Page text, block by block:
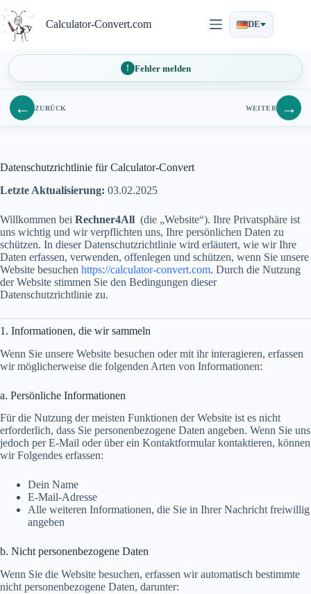
Inhalt
springen
Calculator-Convert.com DE
Fehler melden
← ZURÜCK WEITER →
Datenschutzrichtlinie für Calculator-Convert
Letzte Aktualisierung: 03.02.2025
Willkommen bei Rechner4All (die „Website“). Ihre Privatsphäre ist
uns wichtig und wir verpflichten uns, Ihre persönlichen Daten zu
schützen. In dieser Datenschutzrichtlinie wird erläutert, wie wir Ihre
Daten erfassen, verwenden, offenlegen und schützen, wenn Sie unsere
Website besuchen https://calculator-convert.com. Durch die Nutzung
der Website stimmen Sie den Bedingungen dieser
Datenschutzrichtlinie zu.
1. Informationen, die wir sammeln
Wenn Sie unsere Website besuchen oder mit ihr interagieren, erfassen
wir möglicherweise die folgenden Arten von Informationen:
a. Persönliche Informationen
Für die Nutzung der meisten Funktionen der Website ist es nicht
erforderlich, dass Sie personenbezogene Daten angeben. Wenn Sie uns
jedoch per E-Mail oder über ein Kontaktformular kontaktieren, können
wir Folgendes erfassen:
Dein Name
E-Mail-Adresse
Alle weiteren Informationen, die Sie in Ihrer Nachricht freiwillig
angeben
b. Nicht personenbezogene Daten
Wenn Sie die Website besuchen, erfassen wir automatisch bestimmte
nicht personenbezogene Daten, darunter: